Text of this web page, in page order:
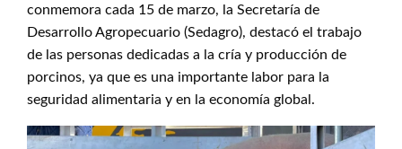
conmemora cada 15 de marzo, la Secretaría de
Desarrollo Agropecuario (Sedagro), destacó el trabajo
de las personas dedicadas a la cría y producción de
porcinos, ya que es una importante labor para la
seguridad alimentaria y en la economía global.